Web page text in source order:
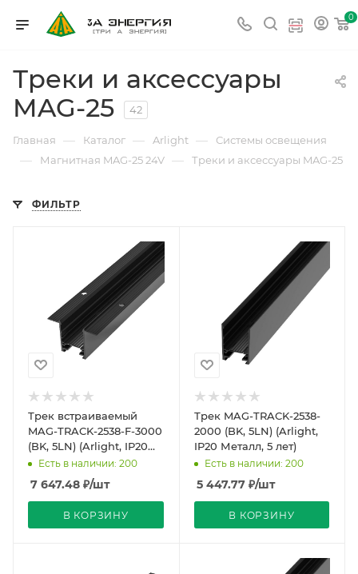
0
Треки и аксессуары
MAG-25
42
Главная — Каталог — Arlight — Системы освещения
— Магнитная MAG-25 24V — Треки и аксессуары MAG-25
ФИЛЬТР
Трек встраиваемый
MAG-TRACK-2538-F-3000
(BK, 5LN) (Arlight, IP20
Металл, 5 лет)
Есть в наличии: 200
7 647.48 ₽/шт
В КОРЗИНУ
Трек MAG-TRACK-2538-
2000 (BK, 5LN) (Arlight,
IP20 Металл, 5 лет)
Есть в наличии: 200
5 447.77₽/шт
В КОРЗИНУ